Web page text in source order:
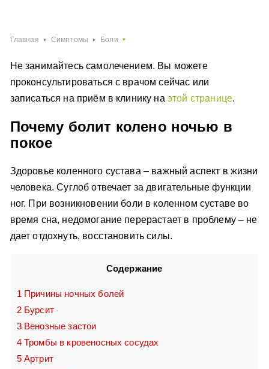
Главная Симптомы Боли
Не занимайтесь самолечением. Вы можете
проконсультироваться с врачом сейчас или
записаться на приём в клинику на этой странице.
Почему болит колено ночью в
покое
Здоровье коленного сустава – важный аспект в жизни
человека. Суглоб отвечает за двигательные функции
ног. При возникновении боли в коленном суставе во
время сна, недомогание перерастает в проблему – не
дает отдохнуть, восстановить силы.
Содержание
1 Причины ночных болей
2Бурсит
3Венозные застои
4Тромбы в кровеносных сосудах
5Артрит